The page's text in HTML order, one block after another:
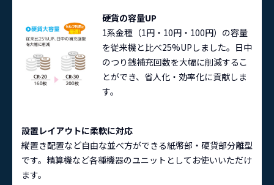
硬貨の容量UP
1系金種（1円・10円・100円）の容量
を従来機と比べ25%UPしました。日中
のつり銭補充回数を大幅に削減するこ
とができ、省人化・効率化に貢献しま
す。
設置レイアウトに柔軟に対応
縦置き配置など自由な並べ方ができる紙幣部・硬貨部分離型
です。精算機など各種機器のユニットとしてお使いいただけ
ます。